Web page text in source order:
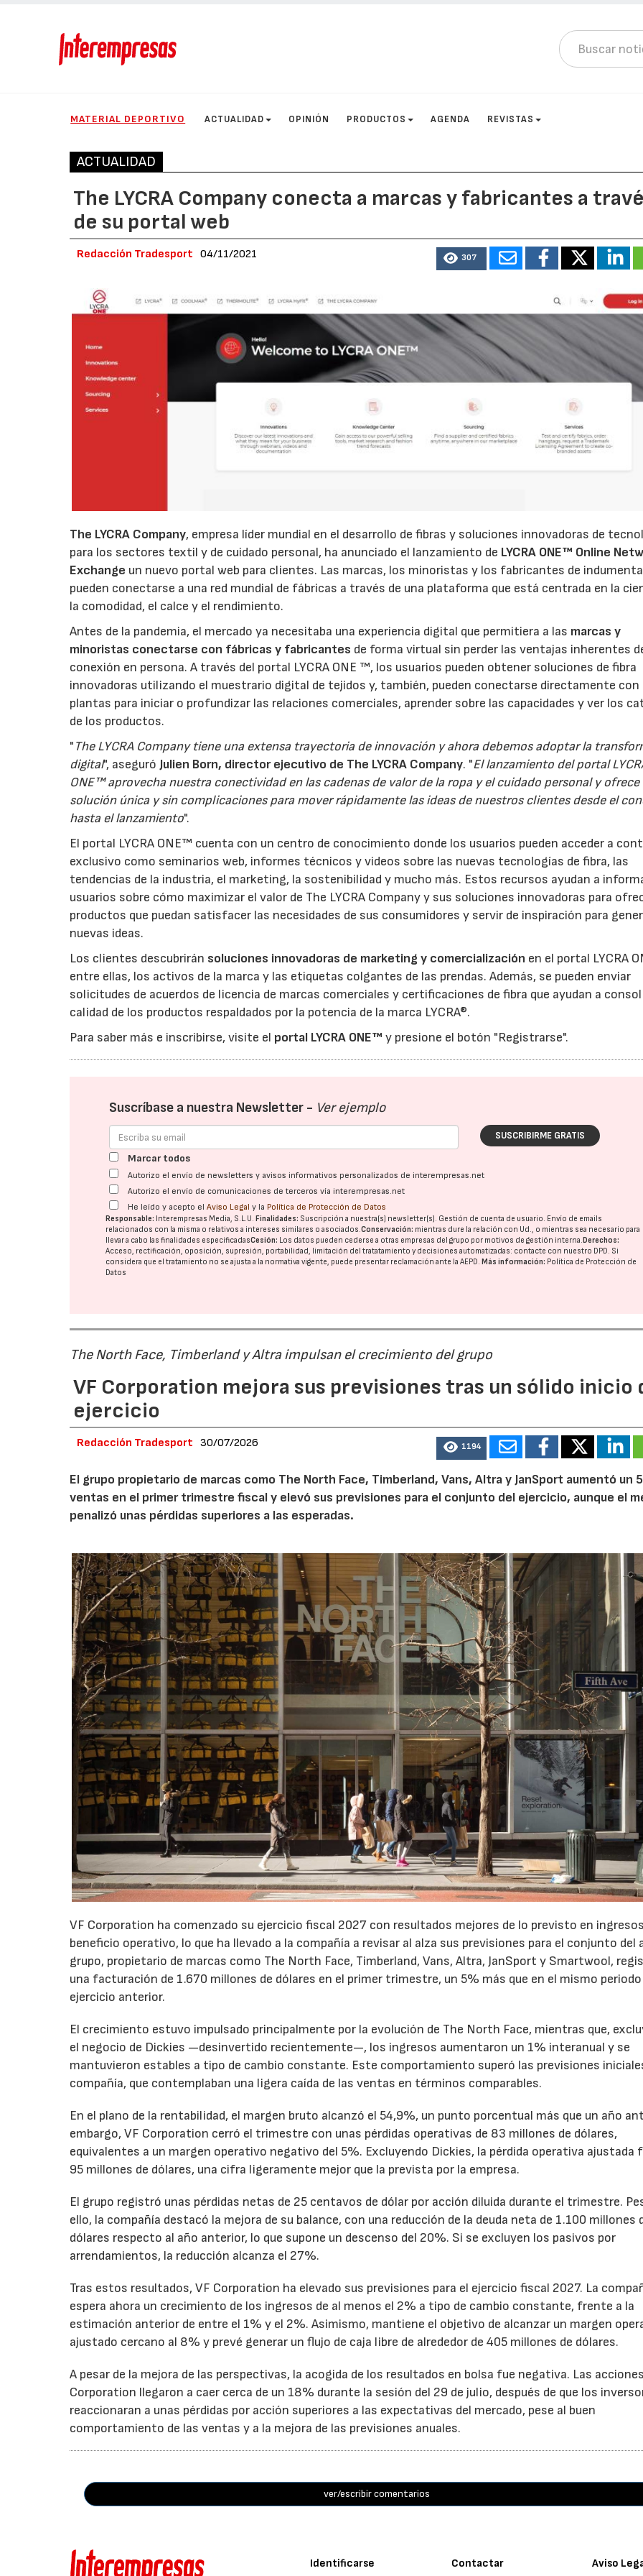
MATERIAL DEPORTIVO ACTUALIDAD OPINIÓN PRODUCTOS AGENDA REVISTAS
ACTUALIDAD
The LYCRA Company conecta a marcas y fabricantes a
de su portal web
Redacción Tradesport 04/11/2021 307
The LYCRA Company, empresa líder mundial en el desarrollo de fibras y soluciones innovadoras de
para los sectores textil y de cuidado personal, ha anunciado el lanzamiento de LYCRA ONE™ Online
Exchange un nuevo portal web para clientes. Las marcas, los minoristas y los fabricantes de
pueden conectarse a una red mundial de fábricas a través de una plataforma que está centrada en la
la comodidad, el calce y el rendimiento.
Antes de la pandemia, el mercado ya necesitaba una experiencia digital que permitiera a las marcas y
minoristas conectarse con fábricas y fabricantes de forma virtual sin perder las ventajas inherentes
conexión en persona. A través del portal LYCRA ONE ™, los usuarios pueden obtener soluciones de fibra
innovadoras utilizando el muestrario digital de tejidos y, también, pueden conectarse directamente con
plantas para iniciar o profundizar las relaciones comerciales, aprender sobre las capacidades y ver los
de los productos.
"The LYCRA Company tiene una extensa trayectoria de innovación y ahora debemos adoptar la
digital", aseguró Julien Born, director ejecutivo de The LYCRA Company. "El lanzamiento del portal
ONE™ aprovecha nuestra conectividad en las cadenas de valor de la ropa y el cuidado personal y ofrece
solución única y sin complicaciones para mover rápidamente las ideas de nuestros clientes desde el
hasta el lanzamiento".
El portal LYCRA ONE™ cuenta con un centro de conocimiento donde los usuarios pueden acceder a
exclusivo como seminarios web, informes técnicos y videos sobre las nuevas tecnologías de fibra, las
tendencias de la industria, el marketing, la sostenibilidad y mucho más. Estos recursos ayudan a
usuarios sobre cómo maximizar el valor de The LYCRA Company y sus soluciones innovadoras para
productos que puedan satisfacer las necesidades de sus consumidores y servir de inspiración para
nuevas ideas.
Los clientes descubrirán soluciones innovadoras de marketing y comercialización en el portal LYCRA
entre ellas, los activos de la marca y las etiquetas colgantes de las prendas. Además, se pueden enviar
solicitudes de acuerdos de licencia de marcas comerciales y certificaciones de fibra que ayudan a
calidad de los productos respaldados por la potencia de la marca LYCRA®.
Para saber más e inscribirse, visite el portal LYCRA ONE™ y presione el botón "Registrarse".
Suscríbase a nuestra Newsletter - Ver ejemplo
SUSCRIBIRME GRATIS
Marcar todos
Autorizo el envío de newsletters y avisos informativos personalizados de interempresas.net
Autorizo el envío de comunicaciones de terceros vía interempresas.net
He leído y acepto elAviso Legal y la Política de Protección de Datos
Responsable: Interempresas Media, S.L.U. Finalidades: Suscripción a nuestra(s) newsletter(s). Gestión de cuenta de usuario. Envío de emails
relacionados con la misma o relativos a intereses similares o asociados.Conservación: mientras dure la relación con Ud., o mientras sea necesario para
llevar a cabo las finalidades especificadasCesión: Los datos pueden cederse a otras empresas del grupo por motivos de gestión interna. Derechos:
Acceso, rectificación, oposición, supresión, portabilidad, limitación del tratatamiento y decisiones automatizadas: contacte con nuestro DPD. Si
considera que el tratamiento no se ajusta a la normativa vigente, puede presentar reclamación ante laAEPD. Más información: Política de Protección de
Datos
The North Face, Timberland y Altra impulsan el crecimiento del grupo
VF Corporation mejora sus previsiones tras un sólido inicio
ejercicio
Redacción Tradesport 30/07/2026 1194
El grupo propietario de marcas como The North Face, Timberland, Vans, Altra y JanSport aumentó un
ventas en el primer trimestre fiscal y elevó sus previsiones para el conjunto del ejercicio, aunque el
penalizó unas pérdidas superiores a las esperadas.
VF Corporation ha comenzado su ejercicio fiscal 2027 con resultados mejores de lo previsto en
beneficio operativo, lo que ha llevado a la compañía a revisar al alza sus previsiones para el conjunto del
grupo, propietario de marcas como The North Face, Timberland, Vans, Altra, JanSport y Smartwool,
una facturación de 1.670 millones de dólares en el primer trimestre, un 5% más que en el mismo
ejercicio anterior.
El crecimiento estuvo impulsado principalmente por la evolución de The North Face, mientras que,
el negocio de Dickies —desinvertido recientemente—, los ingresos aumentaron un 1% interanual y se
mantuvieron estables a tipo de cambio constante. Este comportamiento superó las previsiones
compañía, que contemplaban una ligera caída de las ventas en términos comparables.
En el plano de la rentabilidad, el margen bruto alcanzó el 54,9%, un punto porcentual más que un año
embargo, VF Corporation cerró el trimestre con unas pérdidas operativas de 83 millones de dólares,
equivalentes a un margen operativo negativo del 5%. Excluyendo Dickies, la pérdida operativa ajustada
95 millones de dólares, una cifra ligeramente mejor que la prevista por la empresa.
El grupo registró unas pérdidas netas de 25 centavos de dólar por acción diluida durante el trimestre.
ello, la compañía destacó la mejora de su balance, con una reducción de la deuda neta de 1.100 millones
dólares respecto al año anterior, lo que supone un descenso del 20%. Si se excluyen los pasivos por
arrendamientos, la reducción alcanza el 27%.
Tras estos resultados, VF Corporation ha elevado sus previsiones para el ejercicio fiscal 2027. La
espera ahora un crecimiento de los ingresos de al menos el 2% a tipo de cambio constante, frente a la
estimación anterior de entre el 1% y el 2%. Asimismo, mantiene el objetivo de alcanzar un margen
ajustado cercano al 8% y prevé generar un flujo de caja libre de alrededor de 405 millones de dólares.
A pesar de la mejora de las perspectivas, la acogida de los resultados en bolsa fue negativa. Las
Corporation llegaron a caer cerca de un 18% durante la sesión del 29 de julio, después de que los
reaccionaran a unas pérdidas por acción superiores a las expectativas del mercado, pese al buen
comportamiento de las ventas y a la mejora de las previsiones anuales.
ver/escribir comentarios
23/07/2026 30/07/2026
Identificarse Contactar Aviso